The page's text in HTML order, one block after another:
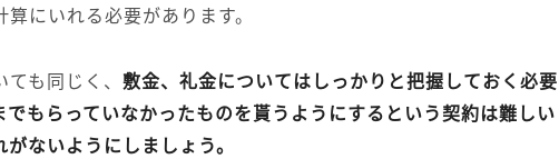
にいれる必要があります。
も同じく、 敷金、礼金についてはしっかりと把握しておく必要
もらっていなかったものを貰うようにするという契約は難しい
ないようにしましょう。